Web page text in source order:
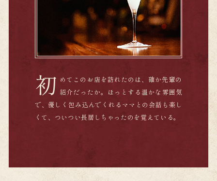
初 めてこのお店を訪れたのは、確か先輩の
紹介だったか。ほっとする温かな雰囲気
で、優しく包み込んでくれるママとの会話も楽し
くて、ついつい長居しちゃったのを覚えている。